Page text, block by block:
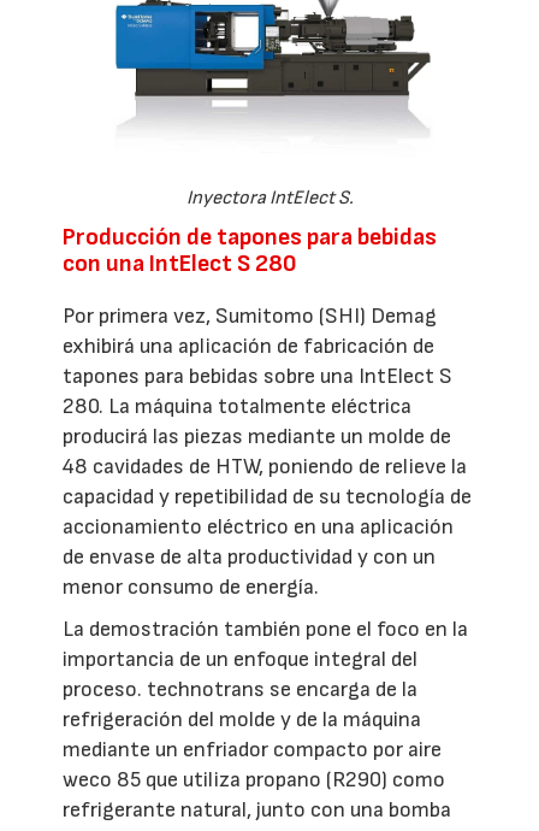
Inyectora IntElect S.
Producción de tapones para bebidas
con una IntElect S 280
Por primera vez, Sumitomo (SHI) Demag
exhibirá una aplicación de fabricación de
tapones para bebidas sobre una IntElect S
280. La máquina totalmente eléctrica
producirá las piezas mediante un molde de
48 cavidades de HTW, poniendo de relieve la
capacidad y repetibilidad de su tecnología de
accionamiento eléctrico en una aplicación
de envase de alta productividad y con un
menor consumo de energía.
La demostración también pone el foco en la
importancia de un enfoque integral del
proceso. technotrans se encarga de la
refrigeración del molde y de la máquina
mediante un enfriador compacto por aire
weco 85 que utiliza propano (R290) como
refrigerante natural, junto con una bomba